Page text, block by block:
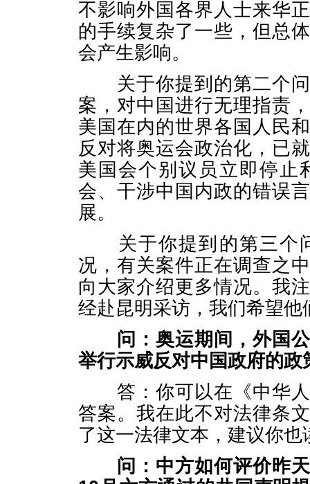
不影响外国各界人士来华
的手续复杂了一些，但总
会产生影响。
关于你提到的第二个问
案，对中国进行无理指责
美国在内的世界各国人民
反对将奥运会政治化，已
美国会个别议员立即停止
会、干涉中国内政的错误
展。
关于你提到的第三个
况，有关案件正在调查之
向大家介绍更多情况。我
经赴昆明采访，我们希望
问：奥运期间，外国
举行示威反对中国政府的政
答：你可以在《中华人
答案。我在此不对法律条
了这一法律文本，建议你也
问：中方如何评价昨